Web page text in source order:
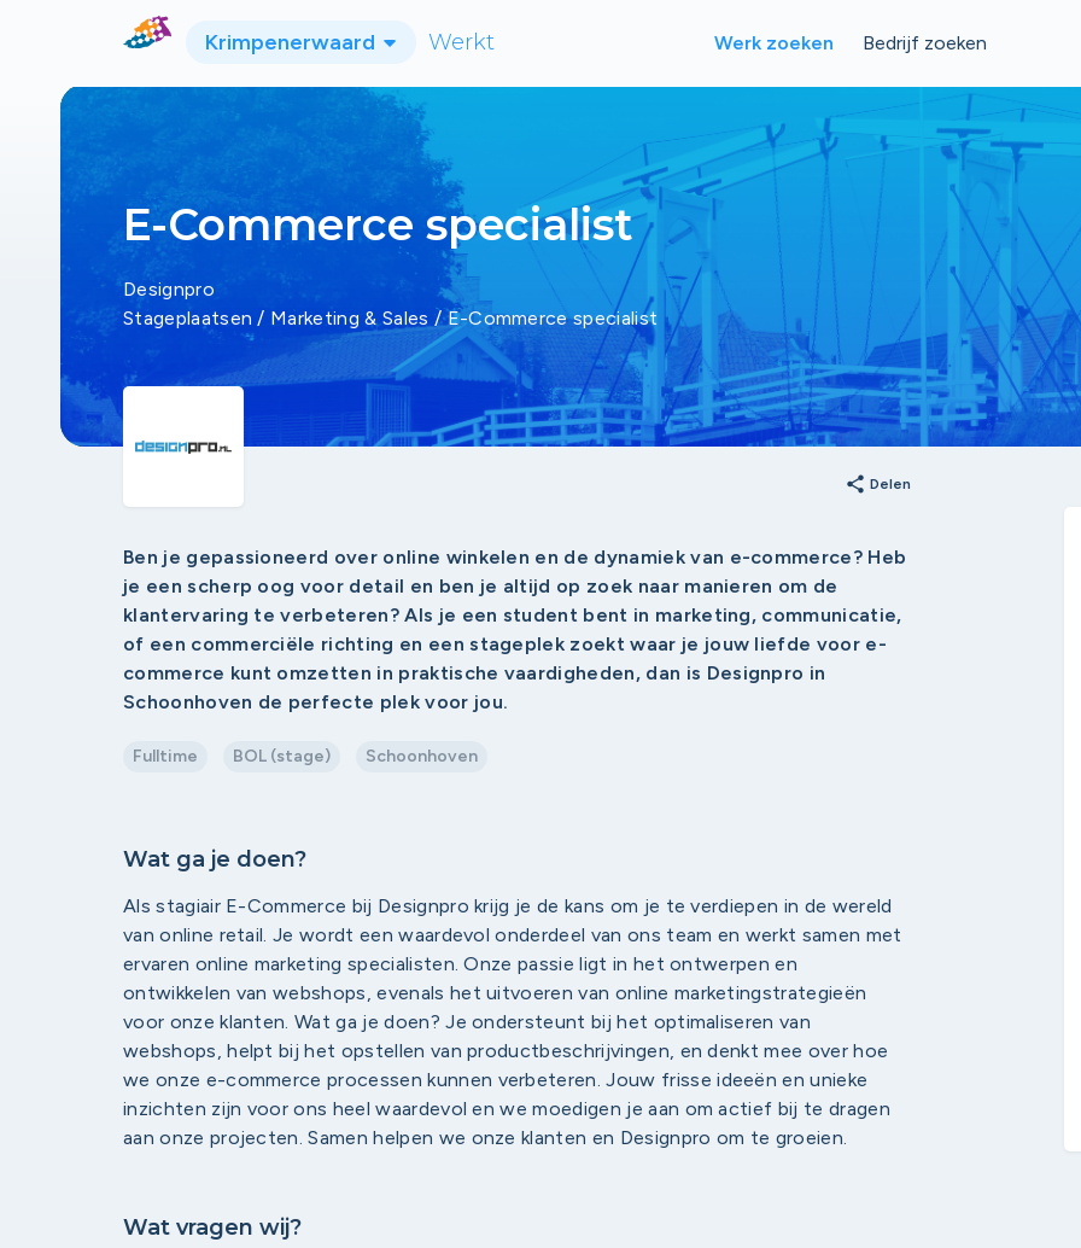
Krimpenerwaard Werkt Werk zoeken Bedrijf zoeken
E-Commerce specialist
Designpro
Stageplaatsen / Marketing & Sales /E-Commerce specialist
share Delen
Ben je gepassioneerd over online winkelen en de dynamiek van e-commerce? Heb
je een scherp oog voor detail en ben je altijd op zoek naar manieren om de
klantervaring te verbeteren? Als je een student bent in marketing, communicatie,
of een commerciële richting en een stageplek zoekt waar je jouw liefde voor e-
commerce kunt omzetten in praktische vaardigheden, dan is Designpro in
Schoonhoven de perfecte plek voor jou.
Fulltime BOL (stage) Schoonhoven
Wat ga je doen?
Als stagiair E-Commerce bij Designpro krijg je de kans om je te verdiepen in de wereld
van online retail. Je wordt een waardevol onderdeel van ons team en werkt samen met
ervaren online marketing specialisten. Onze passie ligt in het ontwerpen en
ontwikkelen van webshops, evenals het uitvoeren van online marketingstrategieën
voor onze klanten. Wat ga je doen? Je ondersteunt bij het optimaliseren van
webshops, helpt bij het opstellen van productbeschrijvingen, en denkt mee over hoe
we onze e-commerce processen kunnen verbeteren. Jouw frisse ideeën en unieke
inzichten zijn voor ons heel waardevol en we moedigen je aan om actief bij te dragen
aan onze projecten. Samen helpen we onze klanten en Designpro om te groeien.
Wat vragen wij?